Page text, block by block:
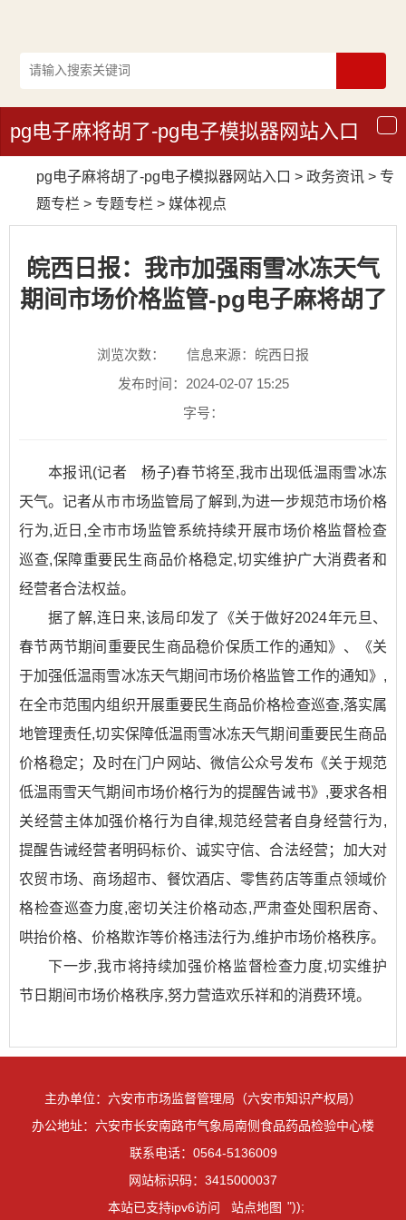
导
航
pg电子麻将胡了-pg电子模拟器网站入口
pg电子麻将胡了-pg电子模拟器网站入口 > 政务资讯 > 专
题专栏 > 专题专栏 > 媒体视点
皖西日报：我市加强雨雪冰冻天气
期间市场价格监管-pg电子麻将胡了
浏览次数：
信息来源：皖西日报
发布时间：2024-02-07 15:25
字号：
本报讯(记者 杨子)春节将至,我市出现低温雨雪冰冻
天气。记者从市市场监管局了解到,为进一步规范市场价格
行为,近日,全市市场监管系统持续开展市场价格监督检查
巡查,保障重要民生商品价格稳定,切实维护广大消费者和
经营者合法权益。
据了解,连日来,该局印发了《关于做好2024年元旦、
春节两节期间重要民生商品稳价保质工作的通知》、《关
于加强低温雨雪冰冻天气期间市场价格监管工作的通知》,
在全市范围内组织开展重要民生商品价格检查巡查,落实属
地管理责任,切实保障低温雨雪冰冻天气期间重要民生商品
价格稳定；及时在门户网站、微信公众号发布《关于规范
低温雨雪天气期间市场价格行为的提醒告诫书》,要求各相
关经营主体加强价格行为自律,规范经营者自身经营行为,
提醒告诫经营者明码标价、诚实守信、合法经营；加大对
农贸市场、商场超市、餐饮酒店、零售药店等重点领域价
格检查巡查力度,密切关注价格动态,严肃查处囤积居奇、
哄抬价格、价格欺诈等价格违法行为,维护市场价格秩序。
下一步,我市将持续加强价格监督检查力度,切实维护
节日期间市场价格秩序,努力营造欢乐祥和的消费环境。
主办单位：六安市市场监督管理局（六安市知识产权局）
办公地址：六安市长安南路市气象局南侧食品药品检验中心楼
联系电话：0564-5136009
网站标识码：3415000037
本站已支持ipv6访问
站点地图 "));